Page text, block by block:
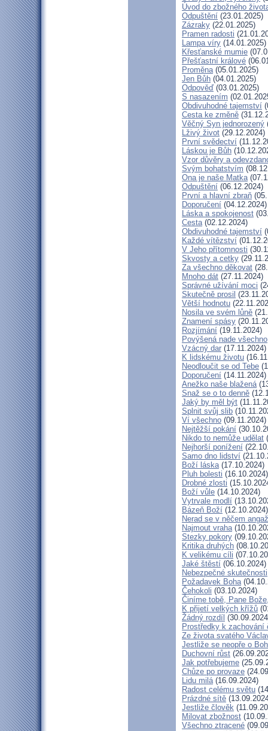
Úvod do zbožného
Odpuštění (23.01.2025)
Zázraky (22.01.2025)
Pramen radosti
Lampa víry (14.01.2025)
Křesťanské mumie
Přešťastní králové
Proměna(05.01.2025)
Jen Bůh (04.01.2025)
Odpověď (03.01.2025)
S nasazením
Obdivuhodné tajemství
Cesta ke změně
Věčný Syn jednorozený
Lživý život (29.12.2024)
První svědectví
Láskou je Bůh
Vzor důvěry a
Svým bohatstvím
Ona je naše Matka
Odpuštění (06.12.2024)
První a hlavní zbraň
Doporučení (04.12.2024)
Láska a spokojenost
Cesta(02.12.2024)
Obdivuhodné tajemství
Každé vítězství
V Jeho přítomnosti
Skvosty a cetky
Za všechno děkovat
Mnoho dát (27.11.2024)
Správné užívání moci
Skutečně prosil
Větší hodnotu
Nosila ve svém lůně
Znamení spásy
Rozjímání (19.11.2024)
Povýšená nade všechno
Vzácný dar (17.11.2024)
K lidskému životu
Neodloučit se od Tebe
Doporučení (14.11.2024)
Anežko naše blažená
Snaž se o to denně
Jaký by měl být
Splnit svůj slib
Ví všechno (09.11.2024)
Nejtěžší pokání
Nikdo to nemůže udělat
Nejhorší ponížení
Samo dno lidství
Boží láska(17.10.2024)
Pluh bolesti (16.10.2024)
Drobné zlosti
Boží vůle (14.10.2024)
Vytrvale modlí
Bázeň Boží (12.10.2024)
Nerad se v něčem
Najmout vraha
Stezky pokory
Kritika druhých
K velikému cíli
Jaké štěstí (06.10.2024)
Nebezpečné skutečnosti
Požadavek Boha
Čehokoli (03.10.2024)
Činíme tobě, Pane
K přijetí velkých křížů
Žádný rozdíl
Prostředky k zachování
Ze života svatého
Jestliže se neopře o
Duchovní růst
Jak potřebujeme
Chůze po provaze
Lidu milá(16.09.2024)
Radost celému světu
Prázdné sítě
Jestliže člověk
Milovat zbožnost
Všechno ztracené